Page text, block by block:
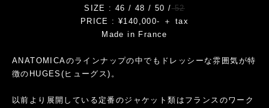
SIZE : 46 / 48 / 50 /52
PRICE : ¥140,000- ＋ tax
Made in France
ANATOMICAのラインナップの中でもドレッシーな雰囲気が特
徴のHUGES(ヒューグス)。
以前より展開している定番のジャケット類はフランスのワーク